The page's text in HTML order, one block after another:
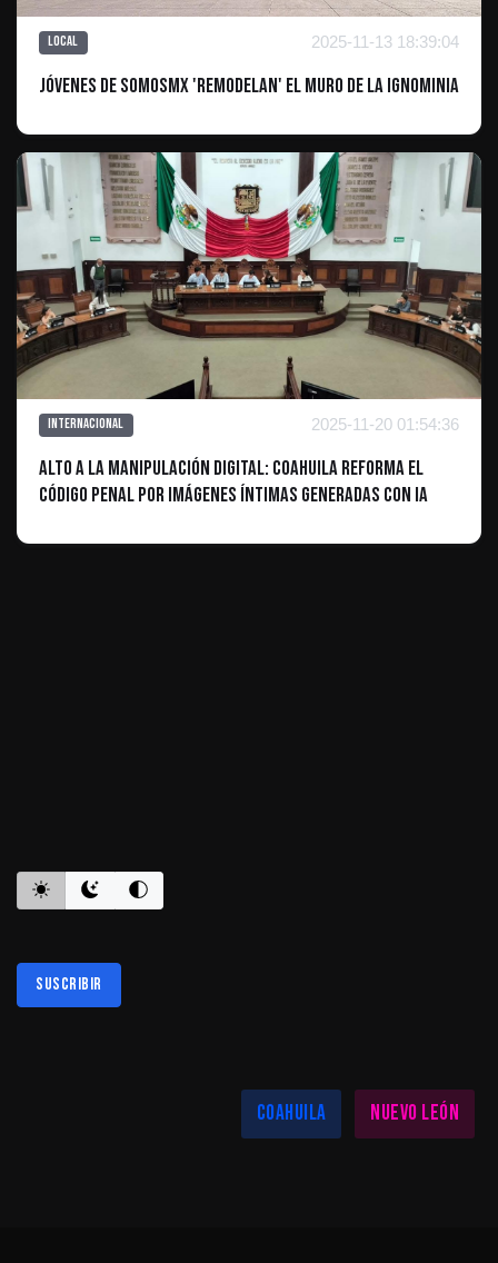
Local 2025-11-13 18:39:04
Jóvenes de SomosMx 'Remodelan' el Muro de la Ignominia
Internacional 2025-11-20 01:54:36
Alto a la manipulación digital: Coahuila reforma el
Código Penal por imágenes íntimas generadas con IA
Suscribir
Coahuila
Nuevo León